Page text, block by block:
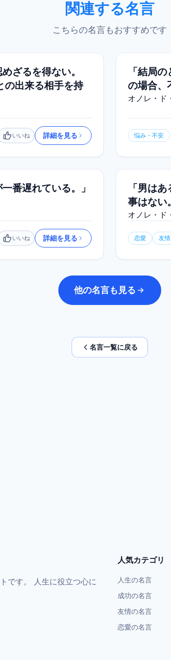
関連する名言
こちらの名言もおすすめです
ざるを得ない。
の出来る相手を持
いいね
いいね 詳細を見る
「結局
の場合、
オノレ・ド
悩み・不安
番遅れている。」
いいね
いいね 詳細を見る
「男は
事はない
オノレ・ド
恋愛 友情
他の名言も見る
名言一覧に戻る
です。 人生に役立つ心に
人気カテゴリ
人生の名言
成功の名言
友情の名言
恋愛の名言